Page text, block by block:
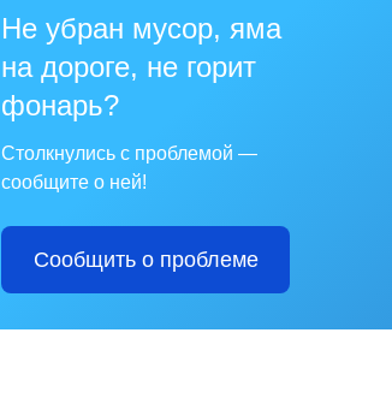
Не убран мусор, яма
на дороге, не горит
фонарь?
Столкнулись с проблемой —
сообщите о ней!
Сообщить о проблеме